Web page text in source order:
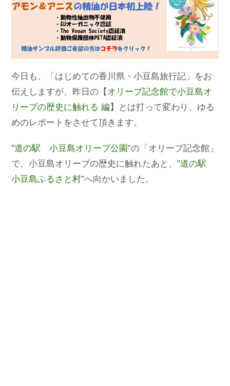
今日も、「はじめての香川県・小豆島旅行記」をお
伝えしますが、昨日の【 オリーブ記念館で小豆島オ
リーブの歴史に触れる 編 】とは打って変わり、ゆる
めのレポートをさせて頂きます。
”道の駅 小豆島オリーブ公園”の「オリーブ記念館」
で、小豆島オリーブの歴史に触れたあと、”道の駅
小豆島ふるさと村”へ向かいました。